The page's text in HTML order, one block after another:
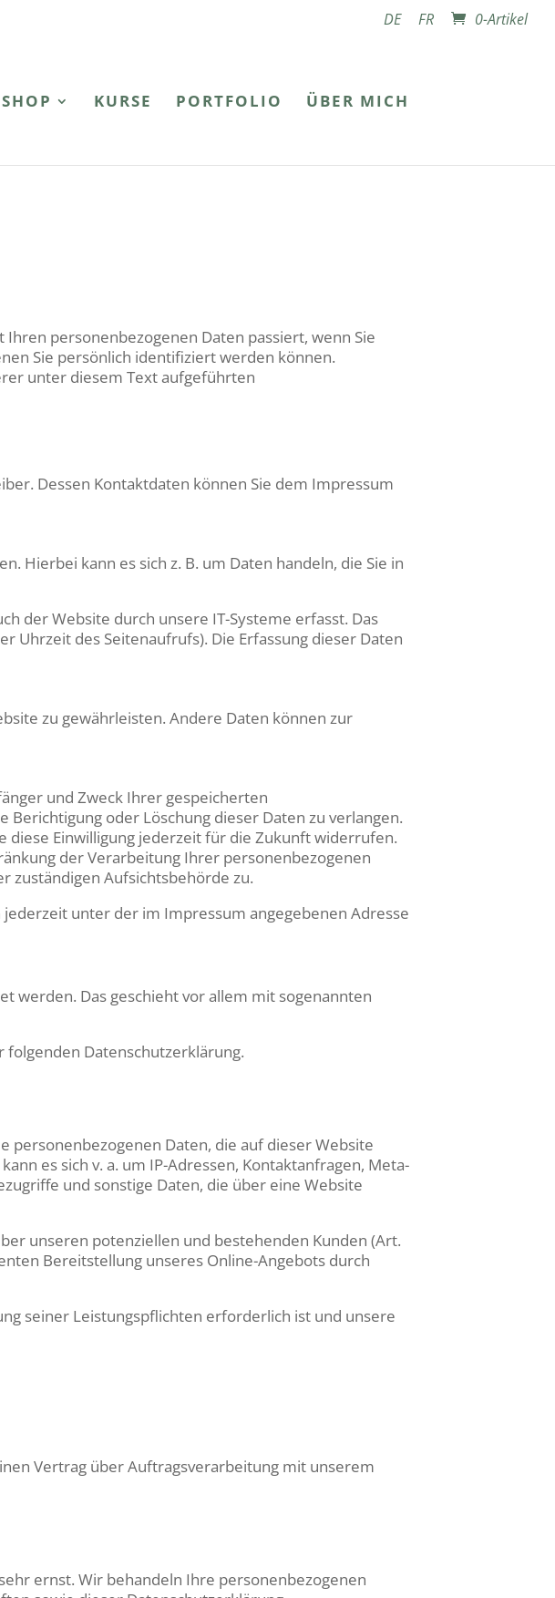
DE FR 0-Artikel
SHOP KURSE PORTFOLIO ÜBER MICH
personenbezogenen Daten passiert, wenn Sie
Sie persönlich identifiziert werden können.
unter diesem Text aufgeführten
Dessen Kontaktdaten können Sie dem Impressum
Hierbei kann es sich z. B. um Daten handeln, die Sie in
der Website durch unsere IT-Systeme erfasst. Das
Uhrzeit des Seitenaufrufs). Die Erfassung dieser Daten
zu gewährleisten. Andere Daten können zur
und Zweck Ihrer gespeicherten
oder Löschung dieser Daten zu verlangen.
diese Einwilligung jederzeit für die Zukunft widerrufen.
der Verarbeitung Ihrer personenbezogenen
zuständigen Aufsichtsbehörde zu.
unter der im Impressum angegebenen Adresse
werden. Das geschieht vor allem mit sogenannten
Datenschutzerklärung.
personenbezogenen Daten, die auf dieser Website
es sich v. a. um IP-Adressen, Kontaktanfragen, Meta-
und sonstige Daten, die über eine Website
unseren potenziellen und bestehenden Kunden (Art.
Bereitstellung unseres Online-Angebots durch
seiner Leistungspflichten erforderlich ist und unsere
Vertrag über Auftragsverarbeitung mit unserem
ernst. Wir behandeln Ihre personenbezogenen